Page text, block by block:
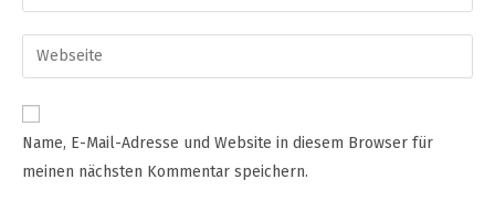
Name, E-Mail-Adresse und Website in diesem Browser für
meinen nächsten Kommentar speichern.